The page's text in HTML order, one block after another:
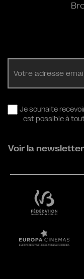
Je souhaite
est possible à
Voir la